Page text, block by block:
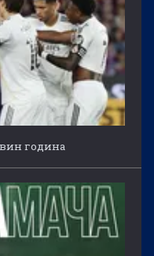
година